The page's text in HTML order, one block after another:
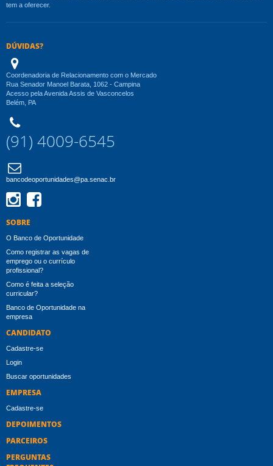
tem a oferecer.
DÚVIDAS?
Coordenadoria de Relacionamento com o Mercado
Rua Senador Manoel Barata, 1062 - Campina
Acesso pela Avenida Assis de Vasconcelos
Belém, PA
(91) 4009-6545
bancodeoportunidades@pa.senac.br
Instagram
Facebook
SOBRE
O Banco de Oportunidade
Como registrar as vagas de
emprego ou o currículo
profissional?
Como é feita a seleção
curricular?
Banco de Oportunidade na
empresa
CANDIDATO
Cadastre-se
Login
Buscar oportunidades
EMPRESA
Cadastre-se
DEPOIMENTOS
PARCEIROS
PERGUNTAS